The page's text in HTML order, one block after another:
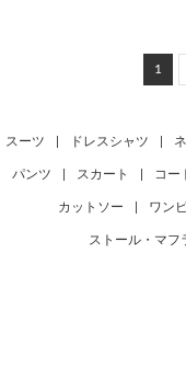
1
スーツ ドレスシャツ
パンツ スカート コー
カットソー ワン
ストール・マフ